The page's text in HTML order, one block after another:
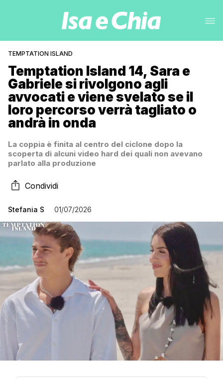
TEMPTATION ISLAND
Temptation Island 14, Sara e
Gabriele si rivolgono agli
avvocati e viene svelato se il
loro percorso verrà tagliato o
andrà in onda
La coppia è finita al centro del ciclone dopo la
scoperta di alcuni video hard dei quali non avevano
parlato alla produzione
Condividi
Stefania S 01/07/2026